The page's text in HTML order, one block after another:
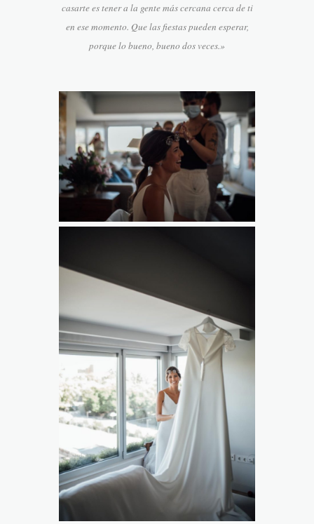
casarte es tener a la gente más cercana cerca de ti
en ese momento. Que las fiestas pueden esperar,
porque lo bueno, bueno dos veces.»